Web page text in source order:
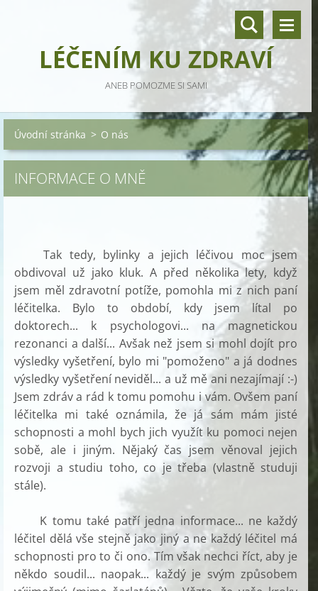
LÉČENÍM KU ZDRAVÍ
ANEB POMOZME SI SAMI
Úvodní stránka > O nás
INFORMACE O MNĚ
Tak tedy, bylinky a jejich léčivou moc jsem
obdivoval už jako kluk. A před několika lety, když
jsem měl zdravotní potíže, pomohla mi z nich paní
léčitelka. Bylo to období, kdy jsem lítal po
doktorech... k psychologovi... na magnetickou
rezonanci a další... Avšak než jsem si mohl dojít pro
výsledky vyšetření, bylo mi "pomoženo" a já dodnes
výsledky vyšetření neviděl... a už mě ani nezajímají :-)
Jsem zdráv a rád k tomu pomohu i vám. Ovšem paní
léčitelka mi také oznámila, že já sám mám jisté
schopnosti a mohl bych jich využít ku pomoci nejen
sobě, ale i jiným. Nějaký čas jsem věnoval jejich
rozvoji a studiu toho, co je třeba (vlastně studuji
stále).
K tomu také patří jedna informace... ne každý
léčitel dělá vše stejně jako jiný a ne každý léčitel má
schopnosti pro to či ono. Tím však nechci říct, aby je
někdo soudil... naopak... každý je svým způsobem